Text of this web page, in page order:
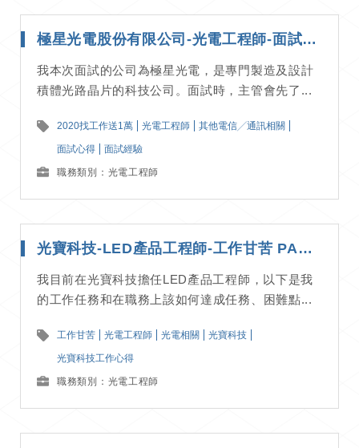
極星光電股份有限公司-光電工程師-面試經驗分享
我本次面試的公司為極星光電，是專門製造及設計
積體光路晶片的科技公司。面試時，主管會先了...
2020找工作送1萬 光電工程師 其他電信╱通訊相關
面試心得 面試經驗
職務類別：光電工程師
光寶科技-LED產品工程師-工作甘苦 PART1
我目前在光寶科技擔任LED產品工程師，以下是我
的工作任務和在職務上該如何達成任務、困難點...
工作甘苦 光電工程師 光電相關 光寶科技
光寶科技工作心得
職務類別：光電工程師